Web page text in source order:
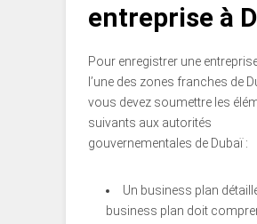
entreprise à
Pour enregistrer une
l’une des zones franches de
vous devez soumettre les
suivants aux autorités
gouvernementales de Dubaï :
Un business plan
business plan doit